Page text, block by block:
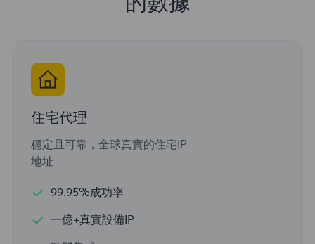
住宅代理
穩定且可靠，全球真實的住宅IP
地址
99.95%成功率
一億+真實設備IP